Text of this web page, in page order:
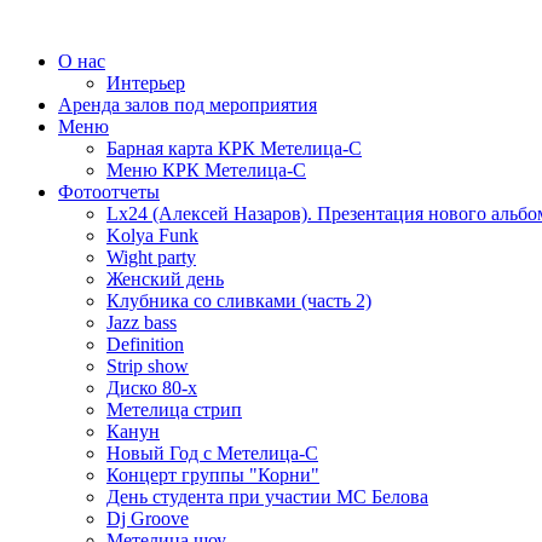
О нас
Интерьер
Аренда залов под мероприятия
Меню
Барная карта КРК Метелица-С
Меню КРК Метелица-С
Фотоотчеты
Lx24 (Алексей Назаров). Презентация нового
Kolya Funk
Wight party
Женский день
Клубника со сливками (часть 2)
Jazz bass
Definition
Strip show
Диско 80-х
Метелица стрип
Канун
Новый Год с Метелица-С
Концерт группы "Корни"
День студента при участии МС Белова
Dj Groove